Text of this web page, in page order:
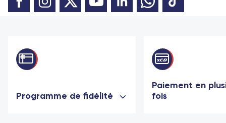
Programme de fidélité
Paiement en
fois